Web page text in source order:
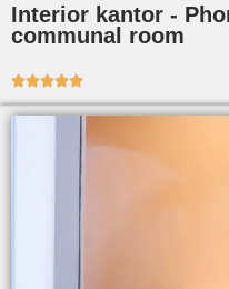
Interior kantor -
communal room
